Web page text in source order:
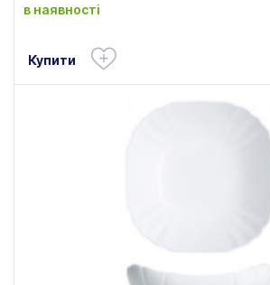
в наявності
Купити